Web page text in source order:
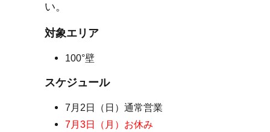
い。
対象エリア
100°壁
スケジュール
7月2日（日）通常営業
7月3日（月）お休み